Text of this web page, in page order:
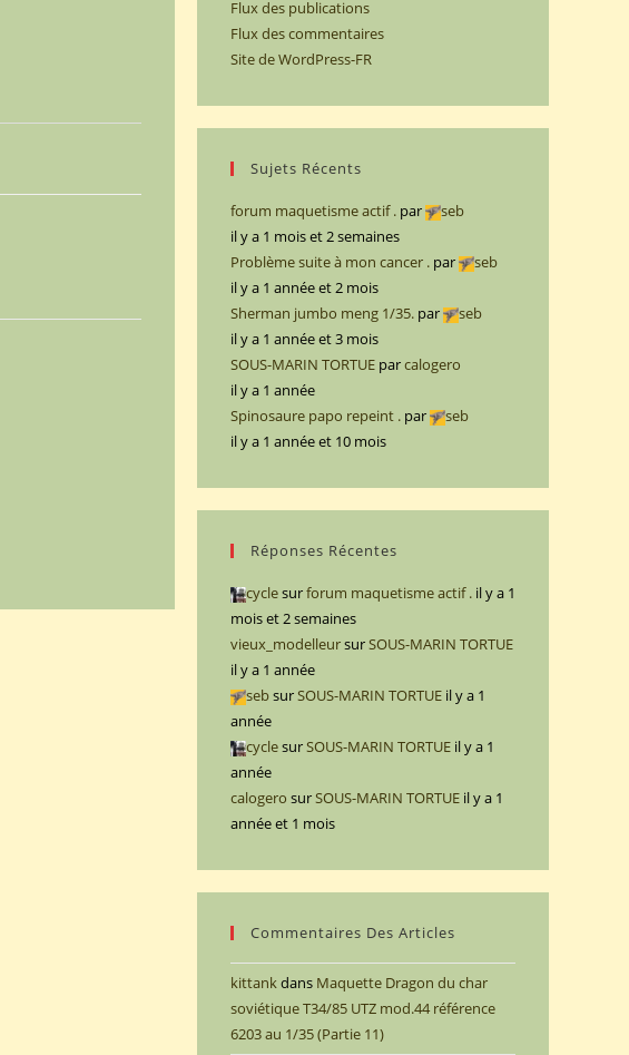
Flux des publications
Flux des commentaires
Site de WordPress-FR
Sujets Récents
forum maquetisme actif . par
seb
il y a 1 mois et 2 semaines
Problème suite à mon cancer . par
seb
il y a 1 année et 2 mois
Sherman jumbo meng 1/35. par
seb
il y a 1 année et 3 mois
SOUS-MARIN TORTUE parcalogero
il y a 1 année
Spinosaure papo repeint . par
seb
il y a 1 année et 10 mois
Réponses Récentes
cyclesurforum maquetisme actif . il y a 1
mois et 2 semaines
vieux_modelleursurSOUS-MARIN TORTUE
il y a 1 année
sebsurSOUS-MARIN TORTUE il y a 1
année
cyclesurSOUS-MARIN TORTUE il y a 1
année
calogero surSOUS-MARIN TORTUE il y a 1
année et 1 mois
Commentaires Des Articles
kittankdans Maquette Dragon du char
soviétique T34/85 UTZ mod.44 référence
6203 au 1/35 (Partie 11)